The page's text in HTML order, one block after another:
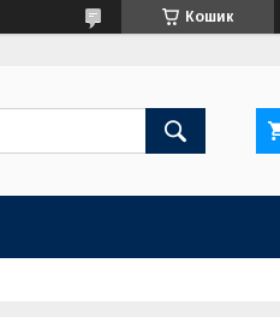
Кошик